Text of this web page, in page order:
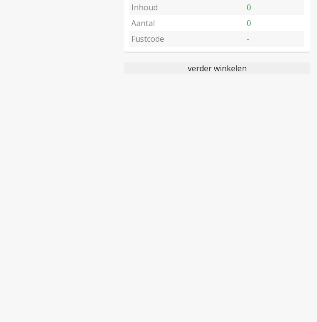
Inhoud
0
Aantal
0
Fustcode
-
verder winkelen